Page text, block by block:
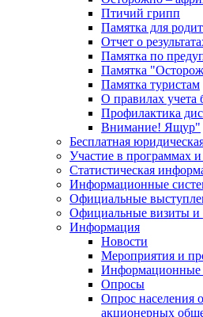
Птичий грипп
Памятка для
Отчет о
Памятка по
Памятка
Памятка туристам
О правилах учета
Профилактика
Внимание! Ящур"
Бесплатная
Участие в программах
Статистическая
Информационные
Официальные
Официальные визиты и
Информация
Новости
Мероприятия и
Информационные
Опросы
Опрос населения
акционерных